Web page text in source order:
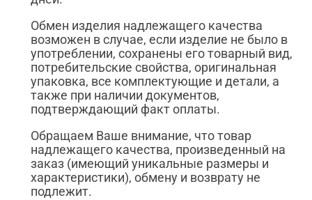
Обмен изделия надлежащего качества
возможен в случае, если изделие не было в
употреблении, сохранены его товарный вид,
потребительские свойства, оригинальная
упаковка, все комплектующие и детали, а
также при наличии документов,
подтверждающий факт оплаты.
Обращаем Ваше внимание, что товар
надлежащего качества, произведенный на
заказ (имеющий уникальные размеры и
характеристики), обмену и возврату не
подлежит.